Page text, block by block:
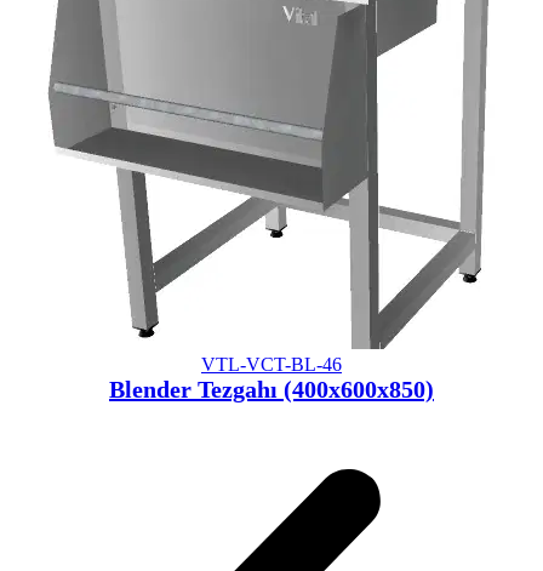
VTL-VCT-BL-46
Blender Tezgahı (400x600x850)